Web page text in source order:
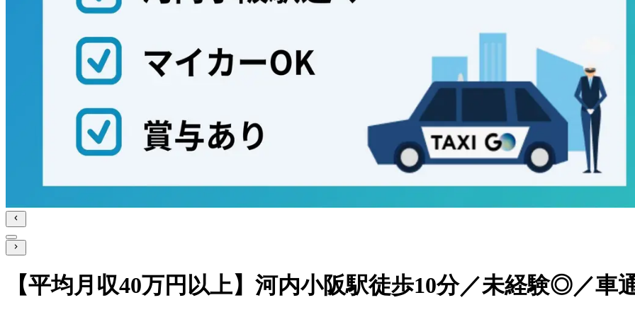
【平均月収40万円以上】河内小阪駅徒歩10分／未経験◎／車